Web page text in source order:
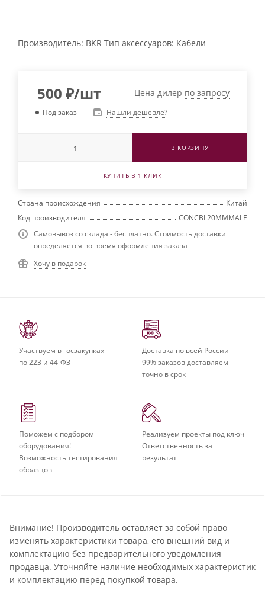
Производитель: BKR Тип аксессуаров: Кабели
500 ₽/шт Цена дилер по запросу
Под заказ Нашли дешевле?
В КОРЗИНУ
КУПИТЬ В 1 КЛИК
Страна происхождения
Китай
Код производителя
CONCBL20MMMALE
Самовывоз со склада - бесплатно. Стоимость доставки
определяется во время оформления заказа
Хочу в подарок
Участвуем в госзакупках
по 223 и 44-ФЗ
Доставка по всей России
99% заказов доставляем
точно в срок
Поможем с подбором
оборудования!
Возможность тестирования
образцов
Реализуем проекты под ключ
Ответственность за
результат
Внимание! Производитель оставляет за собой право
изменять характеристики товара, его внешний вид и
комплектацию без предварительного уведомления
продавца. Уточняйте наличие необходимых характеристик
и комплектацию перед покупкой товара.